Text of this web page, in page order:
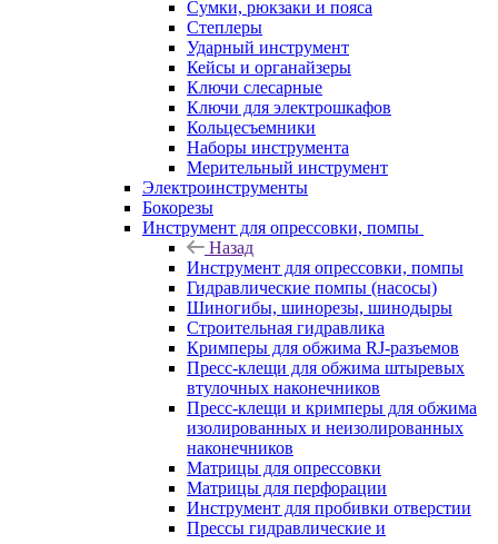
Сумки, рюкзаки и пояса
Степлеры
Ударный инструмент
Кейсы и органайзеры
Ключи слесарные
Ключи для электрошкафов
Кольцесъемники
Наборы инструмента
Мерительный инструмент
Электроинструменты
Бокорезы
Инструмент для опрессовки, помпы
Назад
Инструмент для опрессовки, помпы
Гидравлические помпы (насосы)
Шиногибы, шинорезы, шинодыры
Строительная гидравлика
Кримперы для обжима RJ-разъемов
Пресс-клещи для обжима штыревых
втулочных наконечников
Пресс-клещи и кримперы для обжима
изолированных и неизолированных
наконечников
Матрицы для опрессовки
Матрицы для перфорации
Инструмент для пробивки отверстии
Прессы гидравлические и